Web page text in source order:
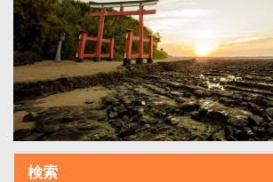
検索